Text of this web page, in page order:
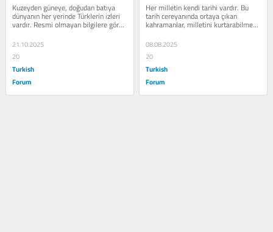
Kuzeyden güneye, doğudan batıya
dünyanın her yerinde Türklerin izleri
vardır. Resmi olmayan bilgilere göre,
dünyada toplamda 150-200 milyon...
21.10.2025
20
Turkish
Forum
Her milletin kendi tarihi vardır. Bu
tarih cereyanında ortaya çıkan
kahramanlar, milletini kurtarabilmek
için kendilerini feda etmişlerdir....
08.08.2025
20
Turkish
Forum